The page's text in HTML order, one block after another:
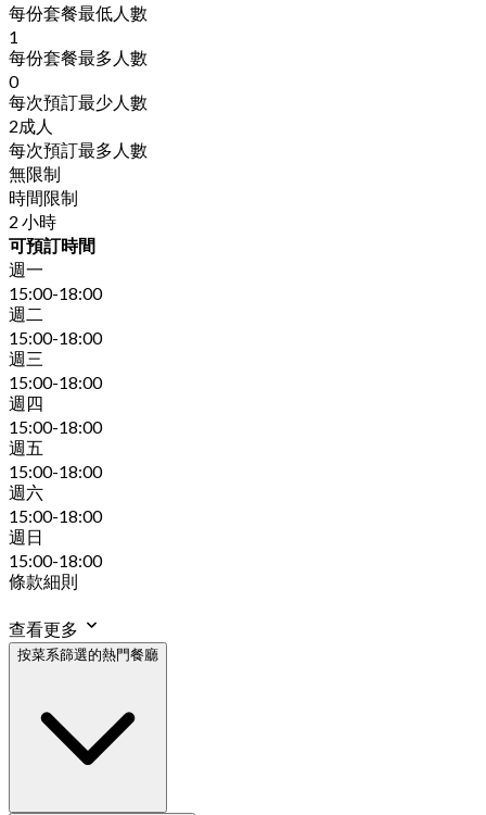
每份套餐最低人數
1
每份套餐最多人數
0
每次預訂最少人數
2成人
每次預訂最多人數
無限制
時間限制
2 小時
可預訂時間
週一
15:00-18:00
週二
15:00-18:00
週三
15:00-18:00
週四
15:00-18:00
週五
15:00-18:00
週六
15:00-18:00
週日
15:00-18:00
條款細則
查看更多
按菜系篩選的熱門餐廳